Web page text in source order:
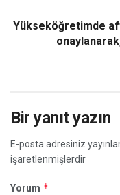
Yükseköğretimde
Bir yanıt yazın
E-posta adresiniz
işaretlenmişlerdir
Yorum *